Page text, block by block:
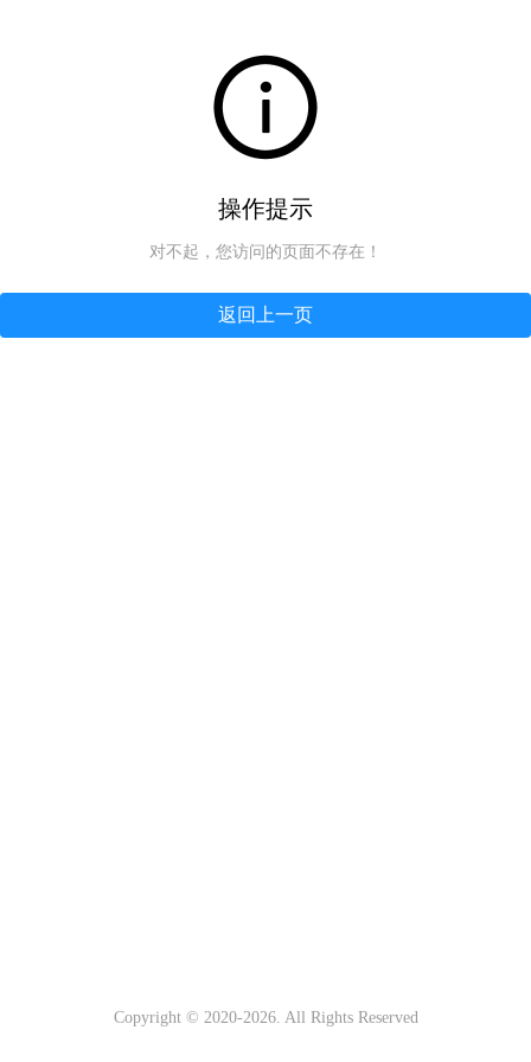
操作提示
对不起，您访问的页面不存在！
返回上一页
Copyright © 2020-2026. All Rights Reserved